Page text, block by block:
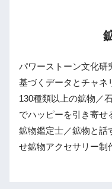
パワーストーン文化研
基づくデータとチャネ
130種類以上の鉱物／
でハッピーを引き寄せ
鉱物鑑定士／鉱物と話
せ鉱物アクセサリー制